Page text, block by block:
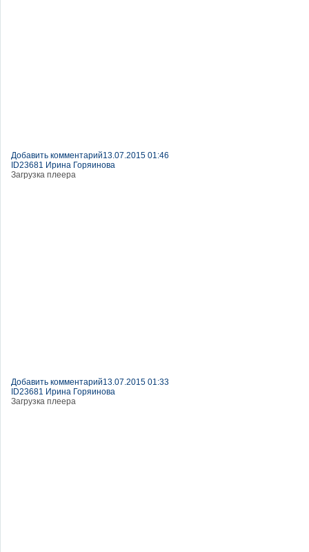
Добавить комментарий13.07.2015 01:46
ID23681 Ирина Горяинова
Загрузка плеера
Добавить комментарий13.07.2015 01:33
ID23681 Ирина Горяинова
Загрузка плеера